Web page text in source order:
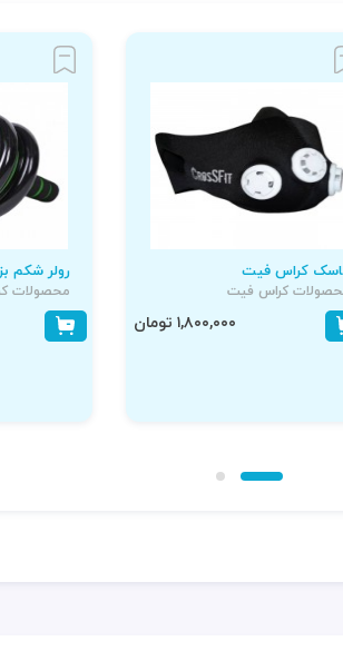
کراس فیت
کراس فیت
۱,۸۰۰,۰۰۰ تومان
رولر شکم
محصولات